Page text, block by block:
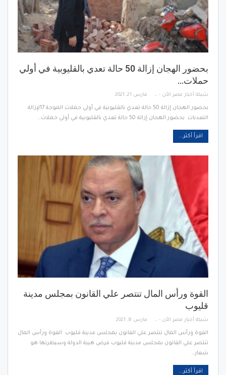
بحضور الهجان إزالة 50 حالة تعدي بالقليوبية في أولي
حملات…
شبكة أخبار مصر الأن - Egypt News Network Now مارس 21, 2021
بحضور الهجان إزالة 50 حالة تعدي بالقليوبية في أولي حملات الموجة 17لإزالة
التعديات بحضور الهجان إزالة 50 حالة تعدي بالقليوبية في أولي حملات…
اقرأ أكثر...
القوة ورأس المال تنتصر علي القانون بمجلس مدينة
قليوب
شبكة أخبار مصر الأن - Egypt News Network Now مارس 8, 2021
القوة ورأس المال تنتصر علي القانون بمجلس مدينة قليوب القوة ورأس المال
تنتصر علي القانون بمجلس مدينة قليوب فرض هيبة الدولة وسيطرتها هو
شعار…
اقرأ أكثر...